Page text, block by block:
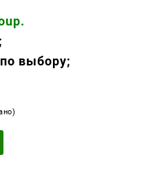
выбору;